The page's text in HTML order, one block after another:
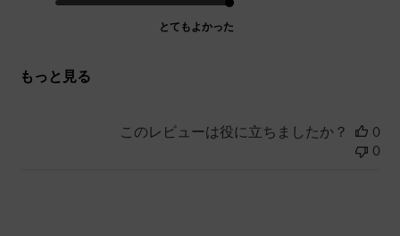
とてもよかった
もっと見る
このレビューは役に立ちましたか？
0
0